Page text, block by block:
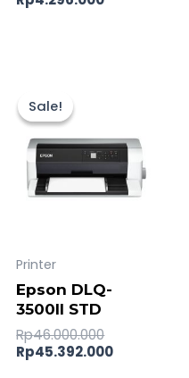
Sale!
Sale!
Printer
Epson DLQ-
3500II STD
Rp46.000.000
Rp45.392.000